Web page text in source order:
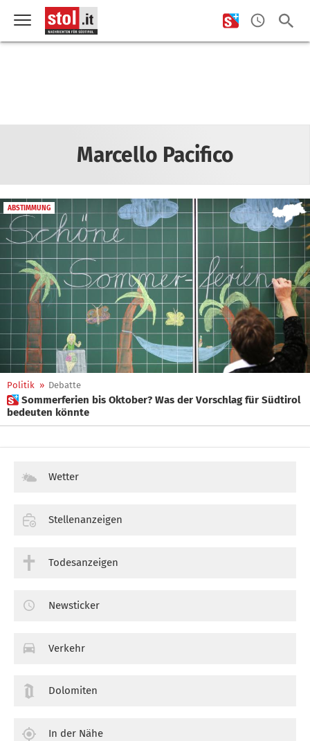
Marcello Pacifico
ABSTIMMUNG
Politik » Debatte
 Sommerferien bis Oktober? Was der Vorschlag für Südtirol
bedeuten könnte
Wetter
Stellenanzeigen
Todesanzeigen
Newsticker
Verkehr
Dolomiten
In der Nähe